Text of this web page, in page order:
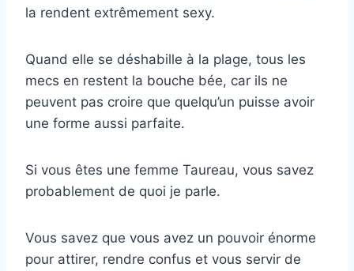
la rendent extrêmement sexy.
Quand elle se déshabille à la plage, tous les
mecs en restent la bouche bée, car ils ne
peuvent pas croire que quelqu’un puisse avoir
une forme aussi parfaite.
Si vous êtes une femme Taureau, vous savez
probablement de quoi je parle.
Vous savez que vous avez un pouvoir énorme
pour attirer, rendre confus et vous servir de